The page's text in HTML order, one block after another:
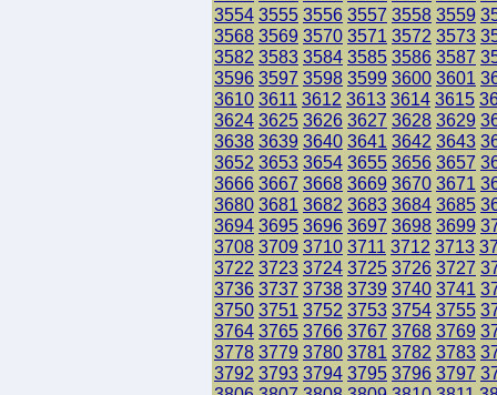
3554 3555 3556 3557 3558 3559
3568 3569 3570 3571 3572 3573
3582 3583 3584 3585 3586 3587
3596 3597 3598 3599 3600 3601
3610 3611 3612 3613 3614 3615
3624 3625 3626 3627 3628 3629
3638 3639 3640 3641 3642 3643
3652 3653 3654 3655 3656 3657
3666 3667 3668 3669 3670 3671
3680 3681 3682 3683 3684 3685
3694 3695 3696 3697 3698 3699
3708 3709 3710 3711 3712 3713
3722 3723 3724 3725 3726 3727
3736 3737 3738 3739 3740 3741
3750 3751 3752 3753 3754 3755
3764 3765 3766 3767 3768 3769
3778 3779 3780 3781 3782 3783
3792 3793 3794 3795 3796 3797